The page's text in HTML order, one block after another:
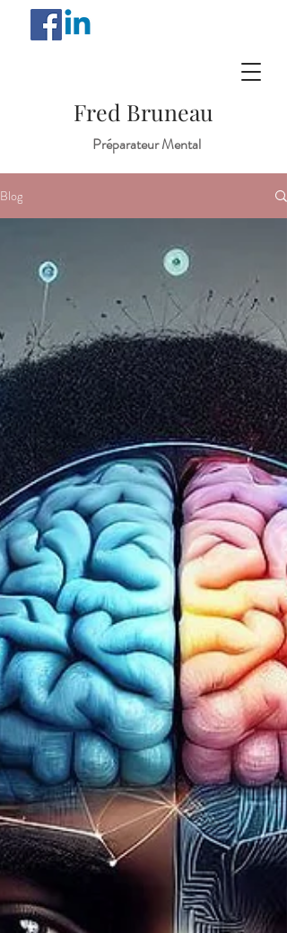
Fred Bruneau
Préparateur Mental
Blog